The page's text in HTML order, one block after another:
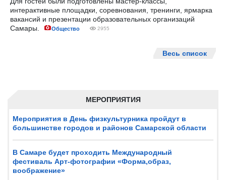
МЕРОПРИЯТИЯ
Мероприятия в День физкультурника пройдут в
большинстве городов и районов Самарской области
В Самаре будет проходить Международный
фестиваль Арт-фотографии «Форма,образ,
воображение»
интерактивные площадки, соревнования, тренинги, ярмарка
вакансий и презентации образовательных организаций
Самары.
Общество 2955
Весь список